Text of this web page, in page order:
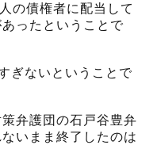
の債権者に配当して
ったということで
ぎないということで
弁護団の石戸谷豊弁
いまま終了したのは